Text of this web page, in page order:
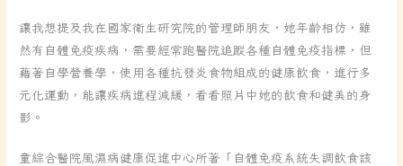
讓我想提及我在國家衛生研究院的管理師朋友，她年齡相仿，雖
然有自體免疫疾病，需要經常跑醫院追蹤各種自體免疫指標，但
藉著自學營養學，使用各種抗發炎食物組成的健康飲食，進行多
元化運動，能讓疾病進程減緩，看看照片中她的飲食和健美的身
影。
童綜合醫院風濕病健康促進中心所著「自體免疫系統失調飲食該
定
就
是
絕
望！